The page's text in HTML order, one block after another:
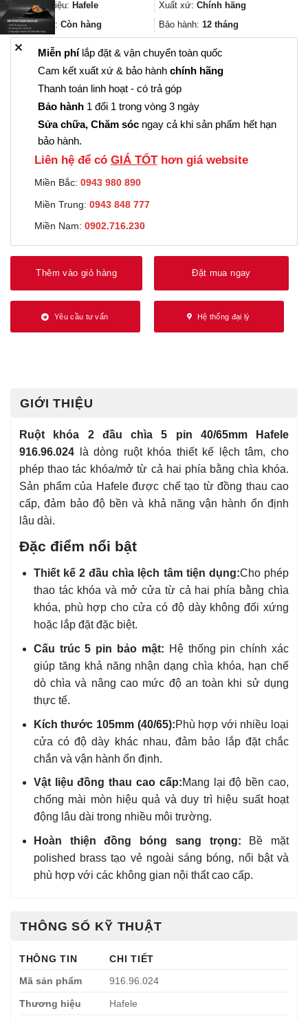
743.000₫.là:
557.000₫.
Thương hiệu: Hafele Xuất xứ: Chính hãng
Trạng thái: Còn hàng Bảo hành: 12 tháng
Miễn phílắp đặt & vận chuyển toàn quốc
Cam kết xuất xứ & bảo hành chính hãng
Thanh toán linh hoạt - có trả góp
Bảo hành 1 đổi 1 trong vòng 3 ngày
Sửa chữa, Chăm sóc ngay cả khi sản phẩm hết hạn
bảo hành.
Liên hệ để có GIÁ TỐThơn giá website
Miền Bắc: 0943 980 890
Miền Trung: 0943 848 777
Miền Nam: 0902.716.230
Thêm vào giỏ hàng Đặt mua ngay
Yêu cầu tư vấn Hệ thống đại lý
GIỚI THIỆU
Ruột khóa 2 đầu chìa 5 pin 40/65mm Hafele
916.96.024 là dòng ruột khóa thiết kế lệch tâm, cho
phép thao tác khóa/mở từ cả hai phía bằng chìa khóa.
Sản phẩm của Hafele được chế tạo từ đồng thau cao
cấp, đảm bảo độ bền và khả năng vận hành ổn định
lâu dài.
Đặc điểm nổi bật
Thiết kế 2 đầu chìa lệch tâm tiện dụng:Cho phép
thao tác khóa và mở cửa từ cả hai phía bằng chìa
khóa, phù hợp cho cửa có độ dày không đối xứng
hoặc lắp đặt đặc biệt.
Cấu trúc 5 pin bảo mật: Hệ thống pin chính xác
giúp tăng khả năng nhận dạng chìa khóa, hạn chế
dò chìa và nâng cao mức độ an toàn khi sử dụng
thực tế.
Kích thước 105mm (40/65):Phù hợp với nhiều loại
cửa có độ dày khác nhau, đảm bảo lắp đặt chắc
chắn và vận hành ổn định.
Vật liệu đồng thau cao cấp:Mang lại độ bền cao,
chống mài mòn hiệu quả và duy trì hiệu suất hoạt
động lâu dài trong nhiều môi trường.
Hoàn thiện đồng bóng sang trọng: Bề mặt
polished brass tạo vẻ ngoài sáng bóng, nổi bật và
phù hợp với các không gian nội thất cao cấp.
THÔNG SỐ KỸ THUẬT
THÔNG TIN
CHI TIẾT
Mã sản phẩm
916.96.024
Thương hiệu Hafele
✕